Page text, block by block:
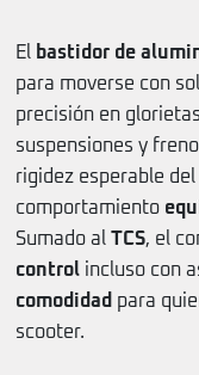
El bastidor de
para moverse con
precisión en
suspensiones y
rigidez esperable
comportamiento
Sumado al TCS, el
control incluso con
comodidad para
scooter.